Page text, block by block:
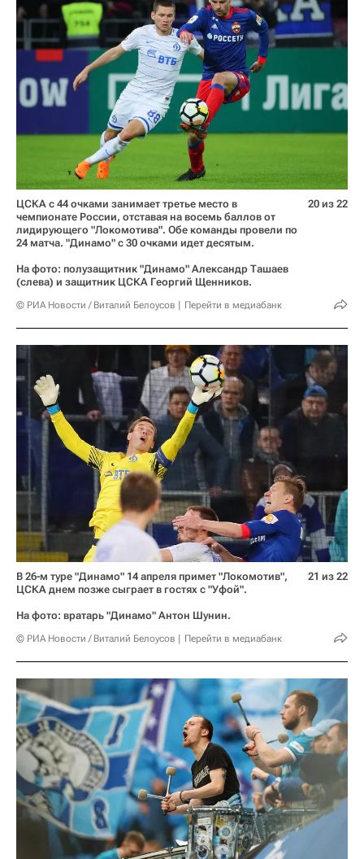
ЦСКА с 44 очками занимает третье место в
чемпионате России, отставая на восемь баллов от
лидирующего "Локомотива". Обе команды провели по
24 матча. "Динамо" с 30 очками идет десятым.
На фото: полузащитник "Динамо" Александр Ташаев
(слева) и защитник ЦСКА Георгий Щенников.
© РИА Новости / Виталий Белоусов Перейти в медиабанк
20 из 22
В 26-м туре "Динамо" 14 апреля примет "Локомотив",
ЦСКА днем позже сыграет в гостях с "Уфой".
На фото: вратарь "Динамо" Антон Шунин.
© РИА Новости / Виталий Белоусов Перейти в медиабанк
21 из 22